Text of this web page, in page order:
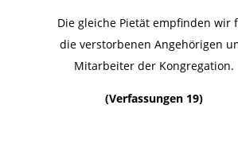
Die gleiche Pietät empfinden wir
die verstorbenen Angehörigen
Mitarbeiter der Kongregation.
(Verfassungen 19)